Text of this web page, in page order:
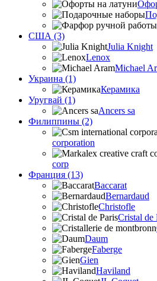
США (3)
Julia Knight
Lenox
Michael
Украина (1)
Керамика
Уругвай (1)
Ancers sa
Филиппины (2)
corporation
corp
Франция (13)
Baccarat
Bernardaud
Christofle
Cristal de
Daum
Faberge
Gien
Haviland